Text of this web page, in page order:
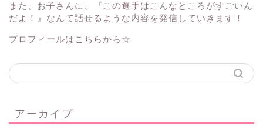
また、お子さんに、『この選手はこんなところがすごいん
だよ！』なんて話せるような内容を発信していきます！
プロフィールはこちらから☆
アーカイブ